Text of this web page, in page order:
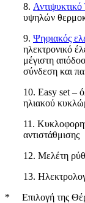
8.
υψηλών
9. Ψηφιακός
ηλεκτρονικό
μέγιστη
σύνδεση και
10. Easy set –
ηλιακού
11.
αντιστάθμισης
12. Μελέτη
13.
* Επιλογή της